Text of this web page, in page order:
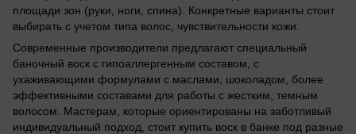
площади зон (руки, ноги, спина). Конкретные варианты стоит
выбирать с учетом типа волос, чувствительности кожи.
Современные производители предлагают специальный
баночный воск с гипоаллергенным составом, с
ухаживающими формулами с маслами, шоколадом, более
эффективными составами для работы с жестким, темным
волосом. Мастерам, которые ориентированы на заботливый
индивидуальный подход, стоит купить воск в банке под разные